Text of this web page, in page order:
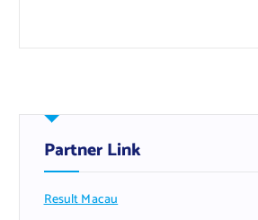
Partner Link
Result Macau